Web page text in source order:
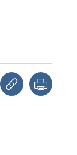
via mejlKopiera länk